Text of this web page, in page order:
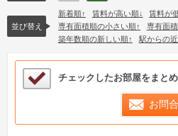
並び替え
新着順 賃料が高い順 賃料が
専有面積順の小さい順
専有面
築年数順の新しい順
駅からの
検討中リストサンプル
チェックしたお部屋をまと
お問